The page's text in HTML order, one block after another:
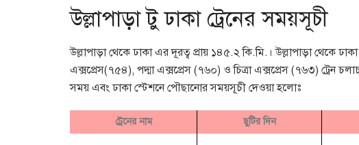
উল্লাপাড়া টু ঢাকা ট্রেনের সময়সূচী
উল্লাপাড়া থেকে ঢাকা এর দূরত্ব প্রায় ১৪৫.২ কি.মি.। উল্লাপাড়া থেকে
এক্সপ্রেস(৭৫৪), পদ্মা এক্সপ্রেস (৭৬০) ও চিত্রা এক্সপ্রেস (৭৬৩) ট্রেন
সময় এবং ঢাকা স্টেশনে পৌছানোর সময়সূচী দেওয়া হলোঃ
ট্রেনের নাম ছুটির দিন